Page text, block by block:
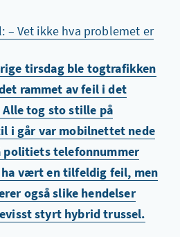
– Vet ikke hva problemet er
tirsdag ble togtrafikken
rammet av feil i det
tog sto stille på
i går var mobilnettet nede
politiets telefonnummer
ha vært en tilfeldig feil, men
også slike hendelser
styrt hybrid trussel.